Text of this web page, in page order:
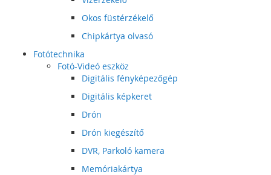
Okos füstérzékelő
Chipkártya olvasó
Fotótechnika
Fotó-Videó eszköz
Digitális fényképezőgép
Digitális képkeret
Drón
Drón kiegészítő
DVR, Parkoló kamera
Memóriakártya